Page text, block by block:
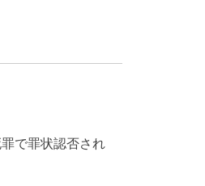
で罪状認否され